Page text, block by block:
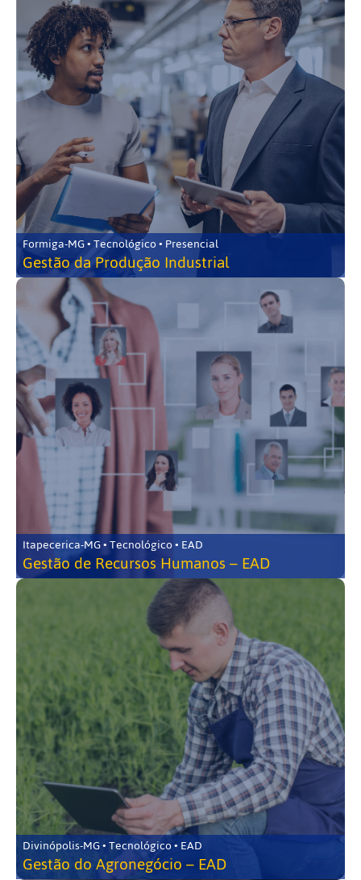
Formiga-MG • Tecnológico • Presencial
Gestão da Produção Industrial
Itapecerica-MG • Tecnológico • EAD
Gestão de Recursos Humanos – EAD
Divinópolis-MG • Tecnológico • EAD
Gestão do Agronegócio – EAD